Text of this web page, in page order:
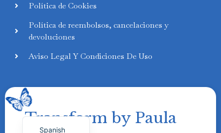
Política de Cookies
Política de reembolsos, cancelaciones y
devoluciones
Aviso Legal Y Condiciones De Uso
Transform by Paula
Spanish
English